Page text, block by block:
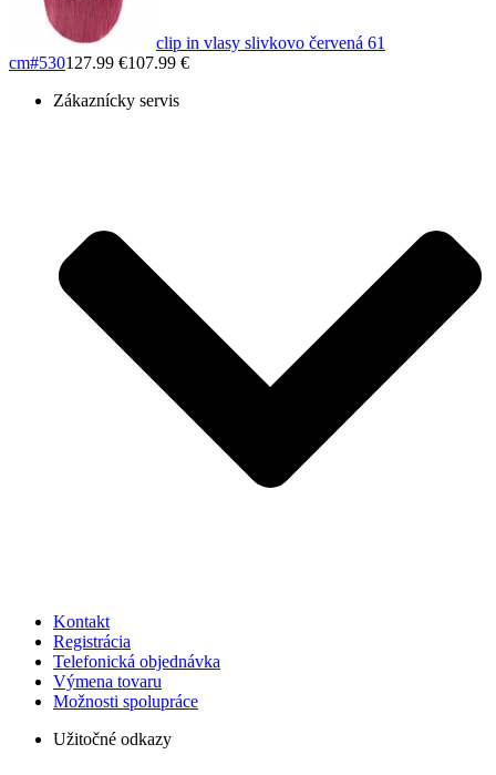
clip in vlasy slivkovo červená 61
cm#530127.99 €107.99 €
Zákaznícky servis
Kontakt
Registrácia
Telefonická objednávka
Výmena tovaru
Možnosti spolupráce
Užitočné odkazy